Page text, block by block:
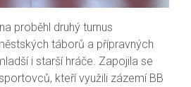
proběhl druhý turnus
táborů a přípravných
i starší hráče. Zapojila se
kteří využili zázemí BB